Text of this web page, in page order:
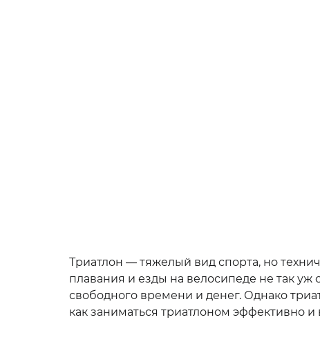
Триатлон — тяжелый вид спорта, но
плавания и езды на велосипеде не так уж
свободного времени и денег. Однако
как заниматься триатлоном эффективно